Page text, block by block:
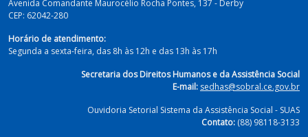
Avenida Comandante Maurocélio Rocha Pontes, 137 - Derby
CEP: 62042-280
Horário de atendimento:
Segunda a sexta-feira, das 8h às 12h e das 13h às 17h
Secretaria dos Direitos Humanos e da Assistência Social
E-mail: sedhas@sobral.ce.gov.br
Ouvidoria Setorial Sistema da Assistência Social - SUAS
Contato: (88) 98118-3133